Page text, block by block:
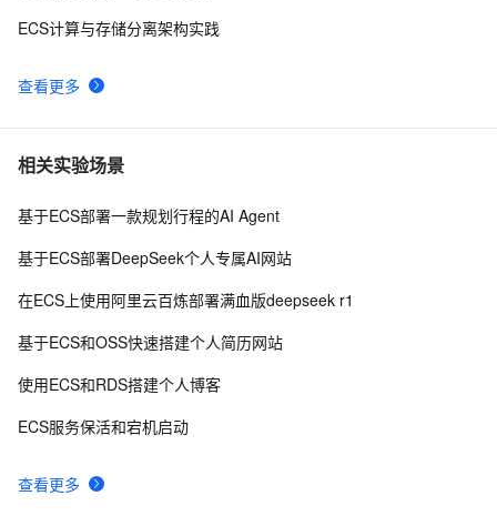
查看更多
ECS计算与存储分离架构实践
相关实验场景
查看更多
基于ECS部署一款规划行程的AI Agent
基于ECS部署DeepSeek个人专属AI网站
在ECS上使用阿里云百炼部署满血版deepseek r1
基于ECS和OSS快速搭建个人简历网站
使用ECS和RDS搭建个人博客
ECS服务保活和宕机启动